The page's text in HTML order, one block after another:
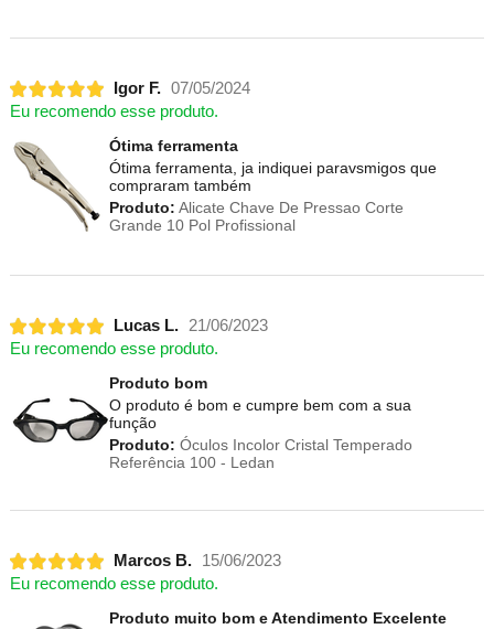
Igor F. 07/05/2024
Eu recomendo esse produto.
Ótima ferramenta
Ótima ferramenta, ja indiquei paravsmigos que
compraram também
Produto: Alicate Chave De Pressao Corte
Grande 10 Pol Profissional
Lucas L.
21/06/2023
Eu recomendo esse produto.
Produto bom
O produto é bom e cumpre bem com a sua
função
Produto: Óculos Incolor Cristal Temperado
Referência 100 - Ledan
Marcos B.
15/06/2023
Eu recomendo esse produto.
Produto muito bom e Atendimento Excelente